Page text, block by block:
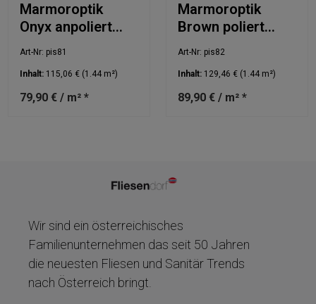
Marmoroptik
Onyx anpoliert
60x120cm
Art-Nr: pis81
Inhalt: 115,06 € (1.44 m²)
79,90 € / m² *
Marmoroptik
Brown poliert
60x120cm
Art-Nr: pis82
Inhalt: 129,46 € (1.44 m²)
89,90 € / m² *
Wir sind ein österreichisches
Familienunternehmen das seit 50 Jahren
die neuesten Fliesen und Sanitär Trends
nach Österreich bringt.